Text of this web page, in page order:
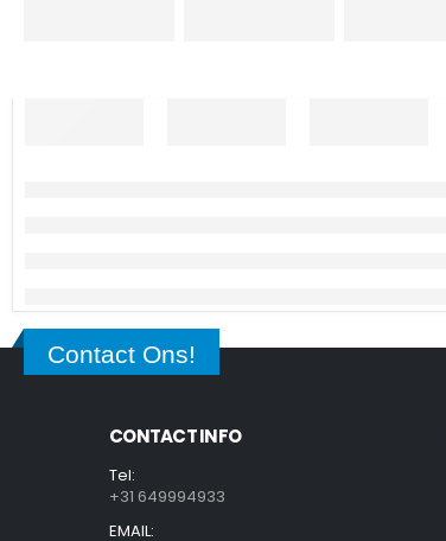
Contact Ons!
CONTACT INFO
Tel:
+31 649994933
EMAIL: